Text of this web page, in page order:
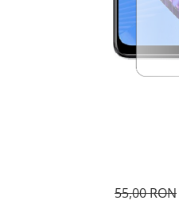
55,00 RON